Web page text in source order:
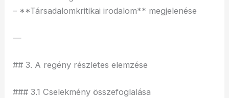
– **Társadalomkritikai irodalom** megjelenése
—
## 3. A regény részletes elemzése
### 3.1 Cselekmény összefoglalása